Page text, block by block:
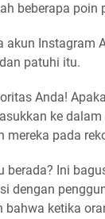
beberapa
akun Instagram
patuhi itu.
Anda!
ke
mereka pada
berada? Ini
dengan
bahwa ketika